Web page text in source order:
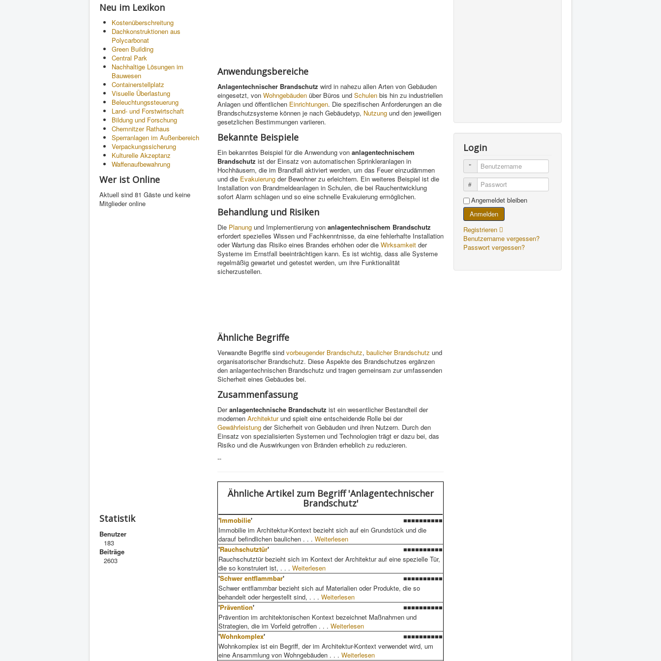
Neu im Lexikon
Kostenüberschreitung
Dachkonstruktionen aus
Polycarbonat
Green Building
Central Park
Nachhaltige Lösungen im
Bauwesen
Containerstellplatz
Visuelle Überlastung
Beleuchtungssteuerung
Land- und Forstwirtschaft
Bildung und Forschung
Chemnitzer Rathaus
Sperranlagen im Außenbereich
Verpackungssicherung
Kulturelle Akzeptanz
Waffenaufbewahrung
Wer ist Online
Aktuell sind 81 Gäste und keine
Mitglieder online
Statistik
Benutzer
183
Beiträge
2603
Anwendungsbereiche
Anlagentechnischer Brandschutz wird in nahezu allen Arten von Gebäuden
eingesetzt, von Wohngebäuden über Büros und Schulen bis hin zu industriellen
Anlagen und öffentlichen Einrichtungen. Die spezifischen Anforderungen an die
Brandschutzsysteme können je nach Gebäudetyp, Nutzung und den jeweiligen
gesetzlichen Bestimmungen variieren.
Bekannte Beispiele
Ein bekanntes Beispiel für die Anwendung von anlagentechnischem
Brandschutz ist der Einsatz von automatischen Sprinkleranlagen in
Hochhäusern, die im Brandfall aktiviert werden, um das Feuer einzudämmen
und die Evakuierung der Bewohner zu erleichtern. Ein weiteres Beispiel ist die
Installation von Brandmeldeanlagen in Schulen, die bei Rauchentwicklung
sofort Alarm schlagen und so eine schnelle Evakuierung ermöglichen.
Behandlung und Risiken
Die Planung und Implementierung von anlagentechnischem Brandschutz
erfordert spezielles Wissen und Fachkenntnisse, da eine fehlerhafte Installation
oder Wartung das Risiko eines Brandes erhöhen oder die Wirksamkeit der
Systeme im Ernstfall beeinträchtigen kann. Es ist wichtig, dass alle Systeme
regelmäßig gewartet und getestet werden, um ihre Funktionalität
sicherzustellen.
Ähnliche Begriffe
Verwandte Begriffe sind vorbeugender Brandschutz, baulicher Brandschutz und
organisatorischer Brandschutz. Diese Aspekte des Brandschutzes ergänzen
den anlagentechnischen Brandschutz und tragen gemeinsam zur umfassenden
Sicherheit eines Gebäudes bei.
Zusammenfassung
Deranlagentechnische Brandschutz ist ein wesentlicher Bestandteil der
modernen Architekturund spielt eine entscheidende Rolle bei der
Gewährleistung der Sicherheit von Gebäuden und ihren Nutzern. Durch den
Einsatz von spezialisierten Systemen und Technologien trägt er dazu bei, das
Risiko und die Auswirkungen von Bränden erheblich zu reduzieren.
--
Ähnliche Artikelzum Begriff 'Anlagentechnischer
Brandschutz'
'Immobilie'
■■■■■■■■■■
Immobilie im Architektur-Kontext bezieht sich auf ein Grundstück und die
darauf befindlichen baulichen . . . Weiterlesen
'Rauchschutztür'
■■■■■■■■■■
Rauchschutztür bezieht sich im Kontext der Architektur auf eine spezielle Tür,
die so konstruiert ist, . . . Weiterlesen
'Schwer entflammbar'
■■■■■■■■■■
Schwer entflammbar bezieht sich auf Materialien oder Produkte, die so
behandelt oder hergestellt sind, . . . Weiterlesen
'Prävention'
■■■■■■■■■■
Prävention im architektonischen Kontext bezeichnet Maßnahmen und
Strategien, die im Vorfeld getroffen . . . Weiterlesen
'Wohnkomplex'
■■■■■■■■■■
Wohnkomplex ist ein Begriff, der im Architektur-Kontext verwendet wird, um
eine Ansammlung von Wohngebäuden . . . Weiterlesen
Login
Benutzername
Passwort
Angemeldet bleiben
Anmelden
Registrieren
Benutzername vergessen?
Passwort vergessen?